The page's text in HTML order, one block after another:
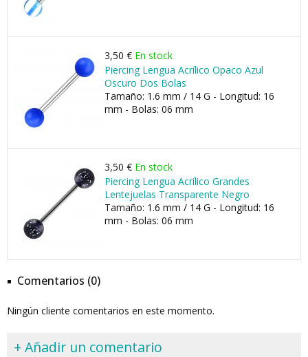
3,50 € En stock
Piercing Lengua Acrílico Opaco Azul
Oscuro Dos Bolas
Tamaño: 1.6 mm / 14 G - Longitud: 16
mm - Bolas: 06 mm
3,50 € En stock
Piercing Lengua Acrílico Grandes
Lentejuelas Transparente Negro
Tamaño: 1.6 mm / 14 G - Longitud: 16
mm - Bolas: 06 mm
Comentarios (0)
Ningún cliente comentarios en este momento.
+ Añadir un comentario